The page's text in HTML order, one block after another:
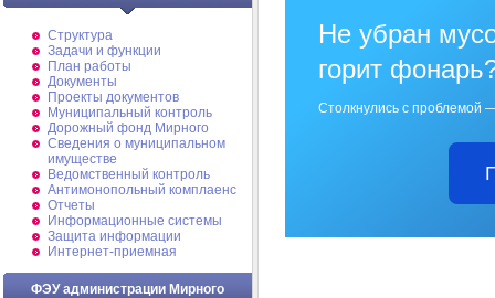
Структура
Задачи и функции
План работы
Документы
Проекты документов
Муниципальный контроль
Дорожный фонд Мирного
Cведения о муниципальном
имуществе
Ведомственный контроль
Антимонопольный комплаенс
Отчеты
Информационные системы
Защита информации
Интернет-приемная
ФЭУ администрации Мирного
Не убран
горит
Столкнулись с проблемой